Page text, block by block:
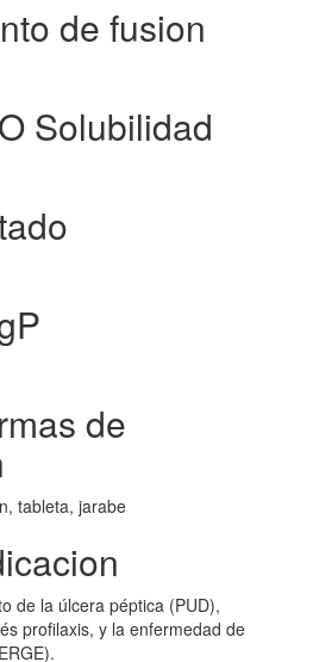
de fusion
O Solubilidad
de
tableta, jarabe
de la úlcera péptica (PUD),
profilaxis, y la enfermedad de